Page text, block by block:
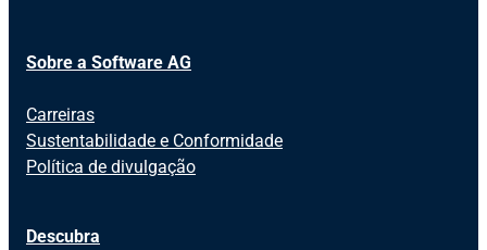
Sobre a Software AG
Carreiras
Sustentabilidade e Conformidade
Política de divulgação
Descubra